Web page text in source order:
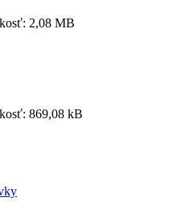
2,08 MB
869,08 kB